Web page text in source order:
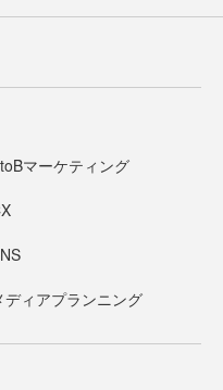
マーケティング
ディアプランニング